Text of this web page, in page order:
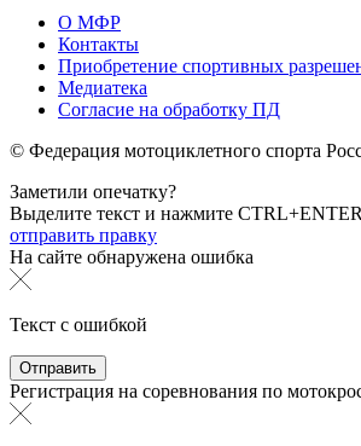
О МФР
Контакты
Приобретение спортивных
Медиатека
Согласие на обработку ПД
© Федерация мотоциклетного спорта
Заметили опечатку?
Выделите текст и нажмите
отправить правку
На сайте обнаружена ошибка
Текст с ошибкой
Регистрация на соревнования по